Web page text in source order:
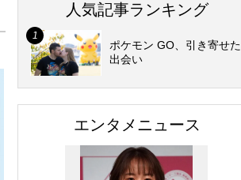
人気記事ランキング
ポケモン GO、引き寄せた
出会い
エンタメニュース